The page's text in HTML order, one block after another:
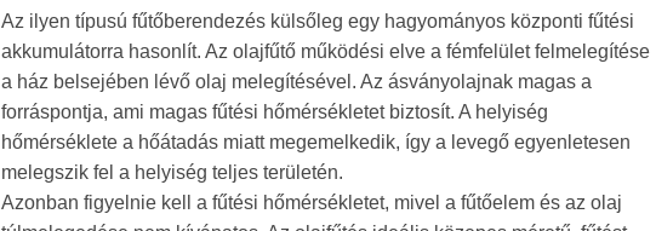
Az ilyen típusú fűtőberendezés külsőleg egy hagyományos központi fűtési
akkumulátorra hasonlít. Az olajfűtő működési elve a fémfelület felmelegítése
a ház belsejében lévő olaj melegítésével. Az ásványolajnak magas a
forráspontja, ami magas fűtési hőmérsékletet biztosít. A helyiség
hőmérséklete a hőátadás miatt megemelkedik, így a levegő egyenletesen
melegszik fel a helyiség teljes területén.
Azonban figyelnie kell a fűtési hőmérsékletet, mivel a fűtőelem és az olaj